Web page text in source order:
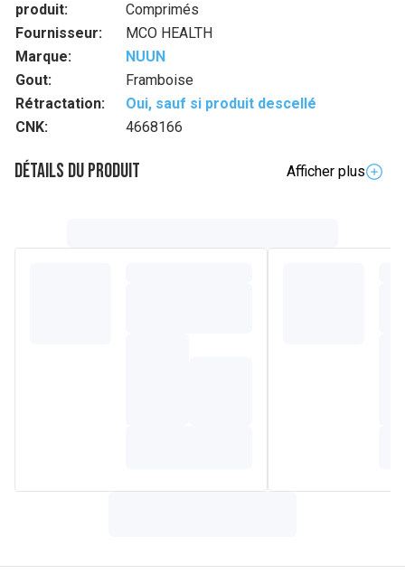
produit:
Comprimés
Fournisseur:
MCO HEALTH
Marque:
NUUN
Gout:
Framboise
Rétractation:
Oui, sauf si produit descellé
CNK:
4668166
Détails du produit
Afficher plus
Dissous un comprimé dans 120 ml d'eau pour obtenir une